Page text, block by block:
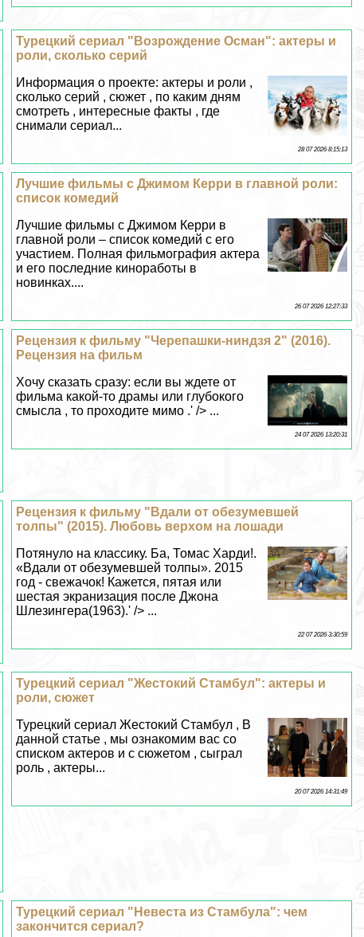
Турецкий сериал "Возрождение Осман": актеры и
роли, сколько серий
Информация о проекте: актеры и роли ,
сколько серий , сюжет , по каким дням
смотреть , интересные факты , где
снимали сериал...
28 07 2026 8:15:13
Лучшие фильмы с Джимом Керри в главной роли:
список комедий
Лучшие фильмы с Джимом Керри в
главной роли – список комедий с его
участием. Полная фильмография актера
и его последние киноработы в
новинках....
26 07 2026 12:27:33
Рецензия к фильму "Черепашки-ниндзя 2" (2016).
Рецензия на фильм
Хочу сказать сразу: если вы ждете от
фильма какой-то драмы или глубокого
смысла , то проходите мимо .' /> ...
24 07 2026 13:20:31
Рецензия к фильму "Вдали от обезумевшей
толпы" (2015). Любовь верхом на лошади
Потянуло на классику. Ба, Томас Харди!.
«Вдали от обезумевшей толпы». 2015
год - свежачок! Кажется, пятая или
шестая экранизация после Джона
Шлезингера(1963).' /> ...
22 07 2026 3:30:59
Турецкий сериал "Жестокий Стамбул": актеры и
роли, сюжет
Турецкий сериал Жестокий Стамбул , В
данной статье , мы ознакомим вас со
списком актеров и с сюжетом , сыграл
роль , актеры...
20 07 2026 14:31:49
Турецкий сериал "Невеста из Стамбула": чем
закончится сериал?